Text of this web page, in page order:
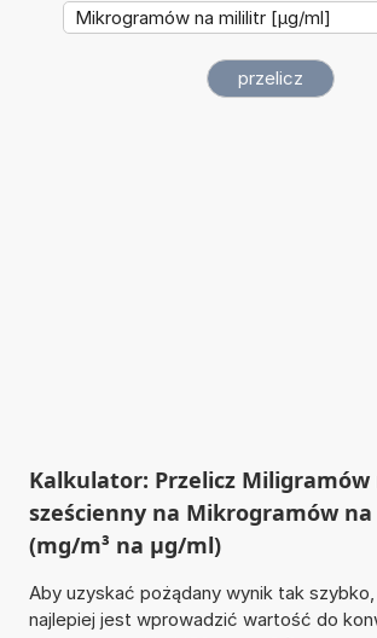
Kalkulator: Przelicz
sześcienny na Mikrogramów
(mg/m³ na µg/ml)
Aby uzyskać pożądany wynik tak
najlepiej jest wprowadzić wartość do